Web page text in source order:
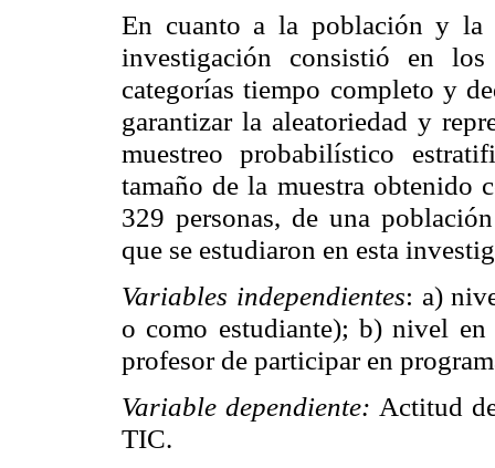
En cuanto a la población y la
investigación consistió en
categorías tiempo completo y
garantizar la aleatoriedad y
muestreo probabilístico
tamaño de la muestra obtenido
329 personas, de una
que se estudiaron en esta
Variables independientes: a)
o como estudiante); b) nivel
profesor de participar en
Variable dependiente: Actitud
TIC.